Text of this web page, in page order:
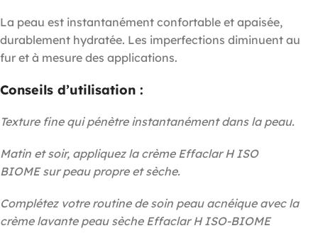
La peau est instantanément confortable et apaisée,
durablement hydratée. Les imperfections diminuent au
fur et à mesure des applications.
Conseils d’utilisation :
Texture fine qui pénètre instantanément dans la peau.
Matin et soir, appliquez la crème Effaclar H ISO
BIOME sur peau propre et sèche.
Complétez votre routine de soin peau acnéique avec la
crème lavante peau sèche Effaclar H ISO-BIOME